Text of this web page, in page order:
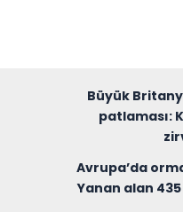
Büyük
patlaması:
Avrupa’da
Yanan alan